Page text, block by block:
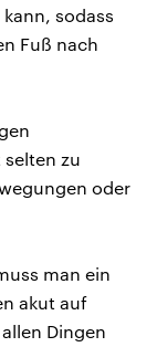
sodass
Fuß nach
zu
oder
man ein
akut auf
Dingen